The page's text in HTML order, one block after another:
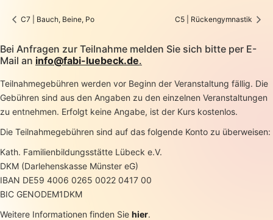
C7 | Bauch, Beine, Po C5 | Rückengymnastik
Bei Anfragen zur Teilnahme melden Sie sich bitte per E-
Mail an info@fabi-luebeck.de.
Teilnahmegebühren werden vor Beginn der Veranstaltung fällig. Die
Gebühren sind aus den Angaben zu den einzelnen Veranstaltungen
zu entnehmen. Erfolgt keine Angabe, ist der Kurs kostenlos.
Die Teilnahmegebühren sind auf das folgende Konto zu überweisen:
Kath. Familienbildungsstätte Lübeck e.V.
DKM (Darlehenskasse Münster eG)
IBAN DE59 4006 0265 0022 0417 00
BIC GENODEM1DKM
Weitere Informationen finden Sie hier.